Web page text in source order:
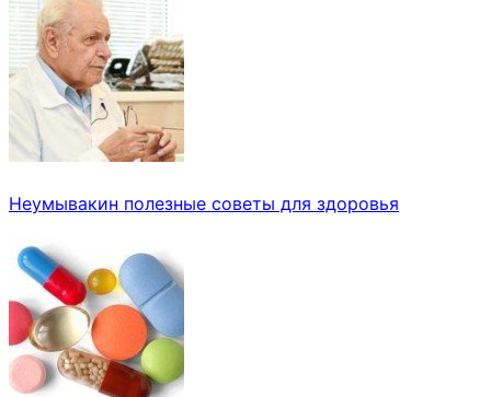
Неумывакин полезные советы для здоровья